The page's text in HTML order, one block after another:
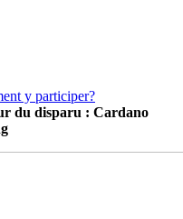
du disparu : Cardano